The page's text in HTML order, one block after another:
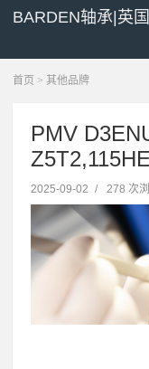
BARDEN轴承|英
首页 > 其他品牌
PMV
2025-09-02 / 278 次